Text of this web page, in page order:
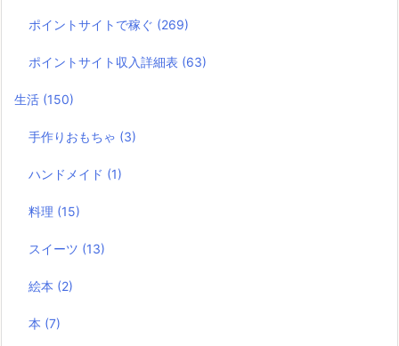
ポイントサイトで稼ぐ (269)
ポイントサイト収入詳細表 (63)
生活 (150)
手作りおもちゃ (3)
ハンドメイド (1)
料理 (15)
スイーツ (13)
絵本 (2)
本 (7)